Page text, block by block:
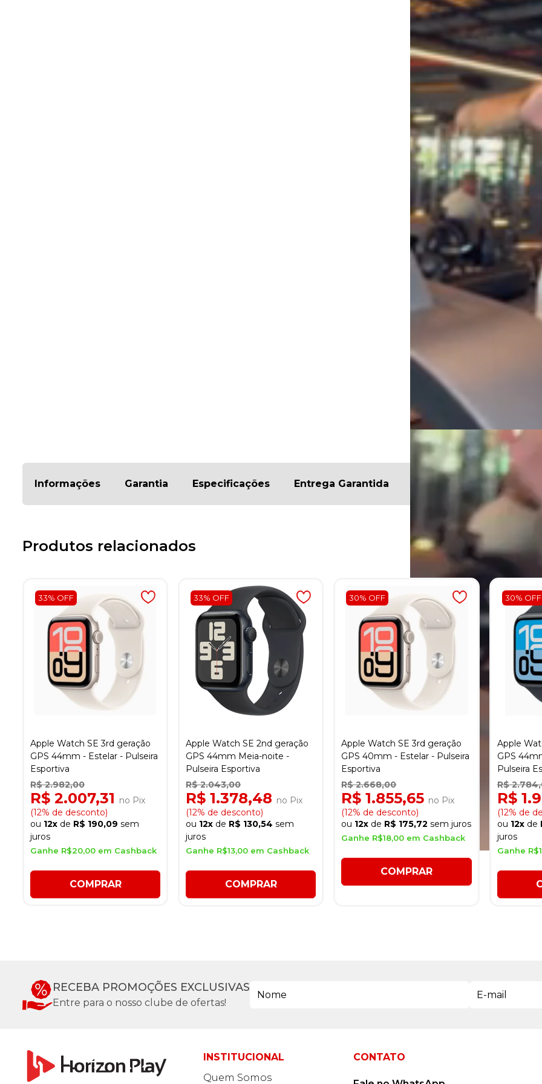
Informações Garantia Especificações Entrega Garantida Descrição
Produtos relacionados
33% OFF
Apple Watch SE 3rd geração
GPS 44mm - Estelar - Pulseira
Esportiva
R$ 2.982,00
R$ 2.007,31 no Pix
(12% de desconto)
ou 12x de R$ 190,09 sem
juros
Ganhe R$20,00 em Cashback
COMPRAR
33% OFF
Apple Watch SE 2nd geração
GPS 44mm Meia-noite -
Pulseira Esportiva
R$ 2.043,00
R$ 1.378,48 no Pix
(12% de desconto)
ou 12x de R$ 130,54 sem
juros
Ganhe R$13,00 em Cashback
COMPRAR
30% OFF
Apple Watch SE 3rd geração
GPS 40mm - Estelar - Pulseira
Esportiva
R$ 2.668,00
R$ 1.855,65 no Pix
(12% de desconto)
ou 12x de R$ 175,72 sem juros
Ganhe R$18,00 em Cashback
COMPRAR
30% OFF
Apple
GPS
Pulseira
R$
R$
(12% de
ou 12xde
juros
Ganhe
RECEBA PROMOÇÕES EXCLUSIVAS
Entre para o nosso clube de ofertas!
INSTITUCIONAL
Quem Somos
CONTATO